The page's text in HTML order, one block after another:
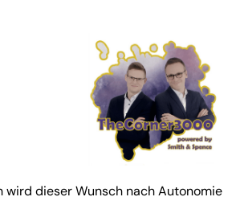
wird dieser Wunsch nach Autonomie